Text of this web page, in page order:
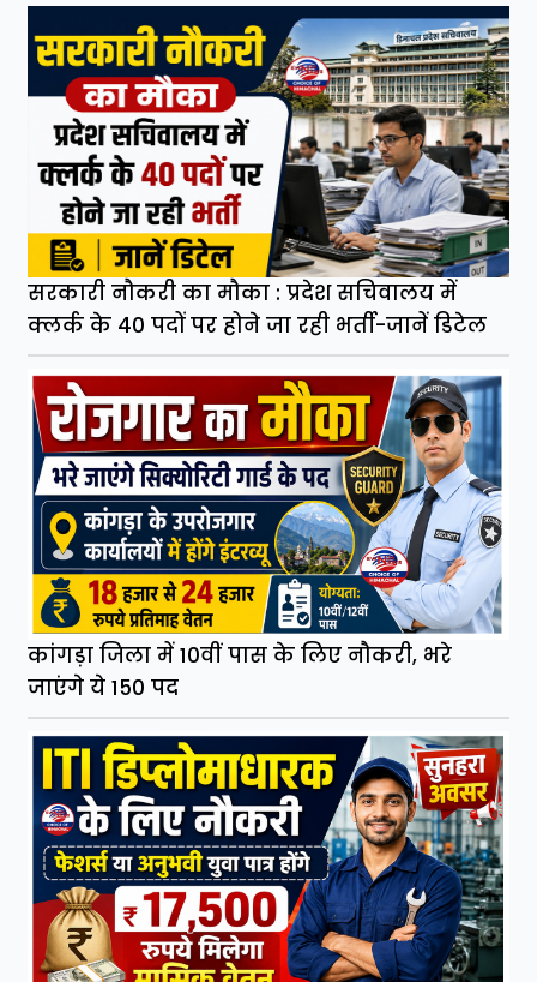
सरकारी नौकरी का मौका : प्रदेश सचिवालय में
क्लर्क के 40 पदों पर होने जा रही भर्ती-जानें डिटेल
कांगड़ा जिला में 10वीं पास के लिए नौकरी, भरे
जाएंगे ये 150 पद